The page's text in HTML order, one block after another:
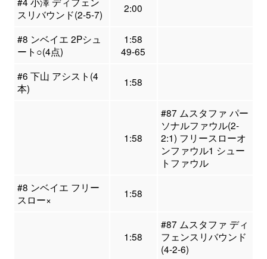
スリバウンド(2-5-7)
2:00
#8 ンベイエ 2Pシュ
ート○(4点)
1:58
49-65
#6 下山 アシスト(4
本)
1:58
1:58
#87 ムスタファ パー
ソナルファウル(2-
2:1) フリースローオ
ンファウル1 シュー
トファウル
#8 ンベイエ フリー
スロー×
1:58
1:58
#87 ムスタファ ディ
フェンスリバウンド
(4-2-6)